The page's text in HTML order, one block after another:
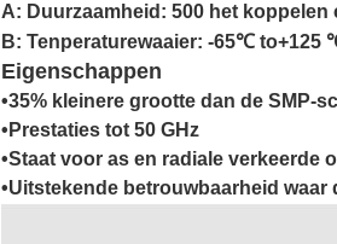
A: Duurzaamheid: 500 het koppelen
B: Tenperaturewaaier: -65℃ to+125
Eigenschappen
•35% kleinere grootte dan de SMP-
•Prestaties tot 50 GHz
•Staat voor as en radiale
•Uitstekende betrouwbaarheid